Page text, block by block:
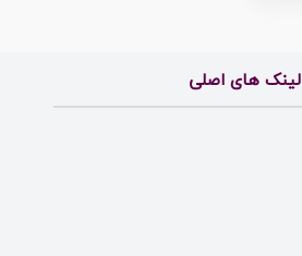
لینک های اصلی